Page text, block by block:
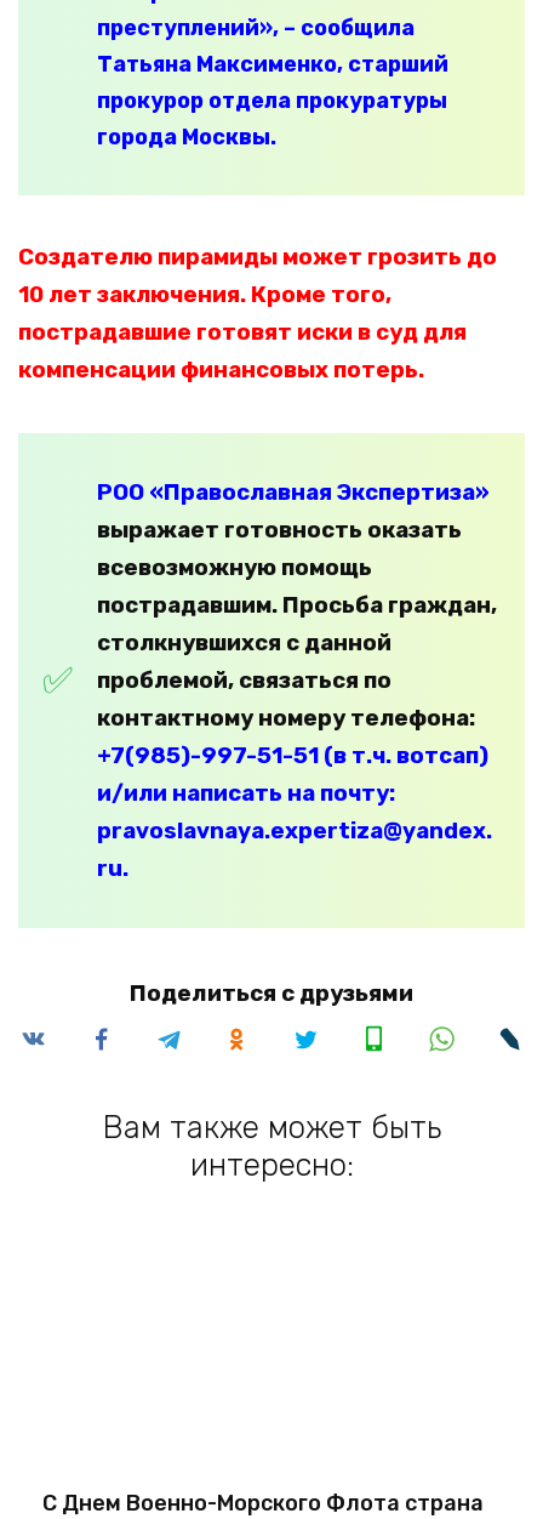
преступлений», – сообщила
Татьяна Максименко, старший
прокурор отдела прокуратуры
города Москвы.
Создателю пирамиды может грозить до
10 лет заключения. Кроме того,
пострадавшие готовят иски в суд для
компенсации финансовых потерь.
РОО «Православная Экспертиза»
выражает готовность оказать
всевозможную помощь
пострадавшим. Просьба граждан,
столкнувшихся с данной
проблемой, связаться по
контактному номеру телефона:
+7(985)-997-51-51 (в т.ч. вотсап)
и/или написать на почту:
pravoslavnaya.expertiza@yandex.
ru.
Поделиться с друзьями
Вам также может быть
интересно:
С Днем Военно-Морского Флота страна